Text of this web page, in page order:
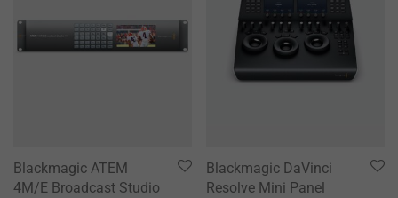
Blackmagic ATEM
4M/E Broadcast Studio
Blackmagic DaVinci
Resolve Mini Panel